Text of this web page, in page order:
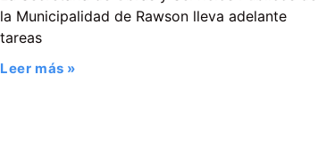
la Municipalidad de Rawson lleva adelante
tareas
Leer más »